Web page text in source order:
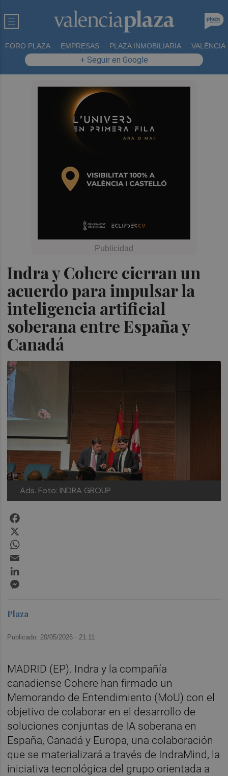
FORO PLAZA EMPRESAS PLAZA INMOBILIARIA VALÈNCIA
+ Seguir en Google
Indra y Cohere cierran un
acuerdo para impulsar la
inteligencia artificial
soberana entre España y
Canadá
Ads. Foto: INDRA GROUP
Plaza
Publicado: 20/05/2026 · 21:11
MADRID (EP). Indra y la compañía
canadiense Cohere han firmado un
Memorando de Entendimiento (MoU) con el
objetivo de colaborar en el desarrollo de
soluciones conjuntas de IA soberana en
España, Canadá y Europa, una colaboración
que se materializará a través de IndraMind, la
iniciativa tecnológica del grupo orientada a